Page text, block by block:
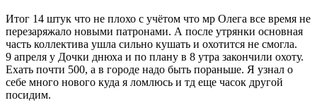
Итог 14 штук что не плохо с учётом что мр Олега все время не
перезаряжало новыми патронами. А после утрянки основная
часть коллектива ушла сильно кушать и охотится не смогла.
9 апреля у Дочки днюха и по плану в 8 утра закончили охоту.
Ехать почти 500, а в городе надо быть пораньше. Я узнал о
себе много нового куда я ломлюсь и тд еще часок другой
посидим.